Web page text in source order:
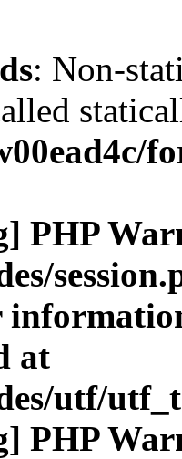
: Non-
PHP
at
utf/
PHP